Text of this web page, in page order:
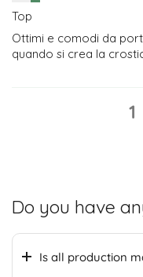
Top
Ottimi e comodi da
quando si crea la
1
Do you have
Is all production